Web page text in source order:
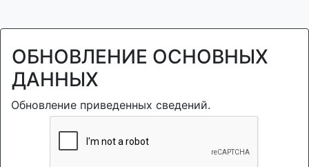
ОБНОВЛЕНИЕ ОСНОВНЫХ
ДАННЫХ
Обновление приведенных сведений.